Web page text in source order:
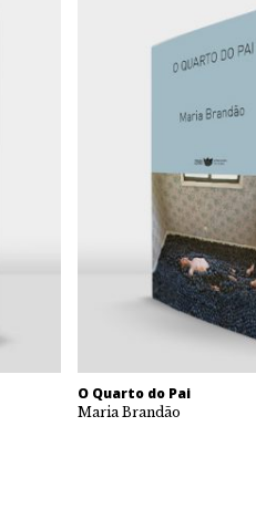
O Quarto do Pai
Maria Brandão